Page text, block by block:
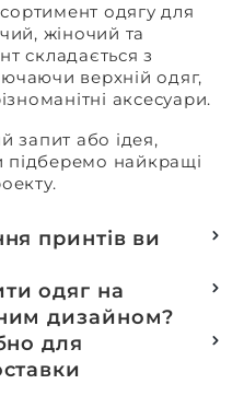
одягу для
жіночий та
складається з
верхній одяг,
аксесуари.
запит або ідея,
підберемо найкращі
принтів ви
одяг на
дизайном?
розробці колекцій
включає підбір
та
виробу.
для